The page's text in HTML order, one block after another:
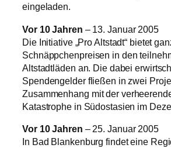
eingeladen.
Vor 10 Jahren – 13. Januar 2005
Die Initiative „Pro Altstadt“ bietet
Schnäppchenpreisen in den
Altstadtläden an. Die dabei
Spendengelder fließen in zwei
Zusammenhang mit der
Katastrophe in Südostasien im
Vor 10 Jahren – 25. Januar 2005
In Bad Blankenburg findet eine